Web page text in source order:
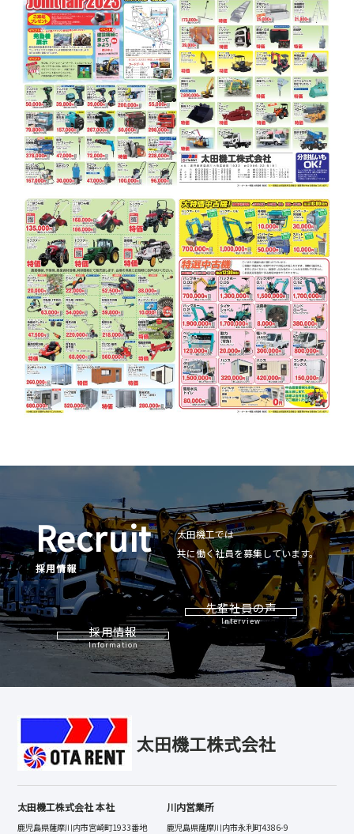
Recruit
採用情報
太田機工では
共に働く社員を募集 しています。
採用情報
Information
先輩社員の声
Interview
太田機工株式会社
太田機工株式会社 本社
鹿児島県薩摩川内市宮崎町1933番地
川内営業所
鹿児島県薩摩川内市永利町4386-9